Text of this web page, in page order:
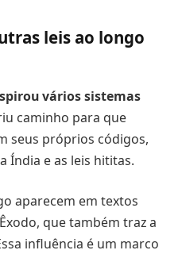
leis ao longo
vários sistemas
caminho para que
seus próprios códigos,
Índia e as leis hititas.
aparecem em textos
que também traz a
influência é um marco